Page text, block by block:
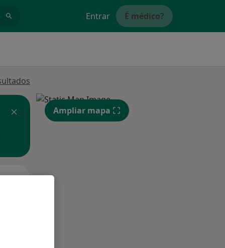
Entrar É médico?
Ampliar mapa